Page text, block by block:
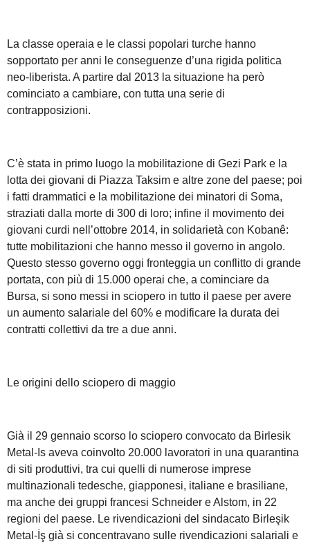
La classe operaia e le classi popolari turche hanno
sopportato per anni le conseguenze d’una rigida politica
neo-liberista. A partire dal 2013 la situazione ha però
cominciato a cambiare, con tutta una serie di
contrapposizioni.
C’è stata in primo luogo la mobilitazione di Gezi Park e la
lotta dei giovani di Piazza Taksim e altre zone del paese; poi
i fatti drammatici e la mobilitazione dei minatori di Soma,
straziati dalla morte di 300 di loro; infine il movimento dei
giovani curdi nell’ottobre 2014, in solidarietà con Kobanê:
tutte mobilitazioni che hanno messo il governo in angolo.
Questo stesso governo oggi fronteggia un conflitto di grande
portata, con più di 15.000 operai che, a cominciare da
Bursa, si sono messi in sciopero in tutto il paese per avere
un aumento salariale del 60% e modificare la durata dei
contratti collettivi da tre a due anni.
Le origini dello sciopero di maggio
Già il 29 gennaio scorso lo sciopero convocato da Birlesik
Metal-Is aveva coinvolto 20.000 lavoratori in una quarantina
di siti produttivi, tra cui quelli di numerose imprese
multinazionali tedesche, giapponesi, italiane e brasiliane,
ma anche dei gruppi francesi Schneider e Alstom, in 22
regioni del paese. Le rivendicazioni del sindacato Birleşik
Metal-İş già si concentravano sulle rivendicazioni salariali e